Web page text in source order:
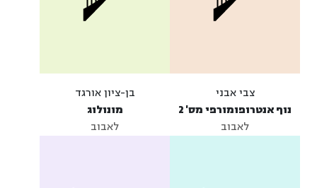
צבי אבני
נוף אנטרופומורפי מס' 2
לאבוב
בן-ציון אורגד
מונולוג
לאבוב